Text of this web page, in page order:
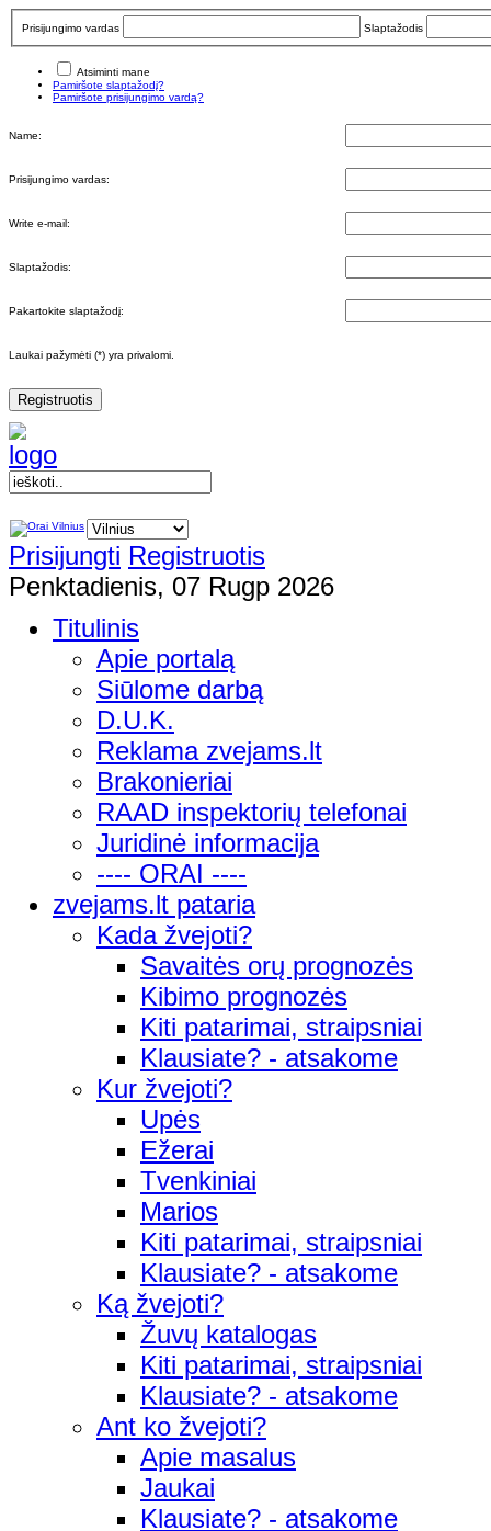
Prisijungimo vardas Slaptažodis
Atsiminti mane
Pamiršote slaptažodį?
Pamiršote prisijungimo vardą?
Name:
Prisijungimo vardas:
Write e-mail:
Slaptažodis:
Pakartokite slaptažodį:
Laukai pažymėti (*) yra privalomi.
Registruotis
Prisijungti Registruotis
Penktadienis, 07 Rugp 2026
Titulinis
Apie portalą
Siūlome darbą
D.U.K.
Reklama zvejams.lt
Brakonieriai
RAAD inspektorių telefonai
Juridinė informacija
---- ORAI ----
zvejams.lt pataria
Kada žvejoti?
Savaitės orų prognozės
Kibimo prognozės
Kiti patarimai, straipsniai
Klausiate? - atsakome
Kur žvejoti?
Upės
Ežerai
Tvenkiniai
Marios
Kiti patarimai, straipsniai
Klausiate? - atsakome
Ką žvejoti?
Žuvų katalogas
Kiti patarimai, straipsniai
Klausiate? - atsakome
Ant ko žvejoti?
Apie masalus
Jaukai
Klausiate? - atsakome